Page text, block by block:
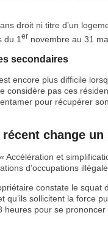
droit ni titre d’un
du 1 er novembre au 31
secondaires
encore plus difficile
considère pas ces
pour récupérer
change
Accélération et
d’occupations
constate le
qu’ils sollicitent la force
heures pour se